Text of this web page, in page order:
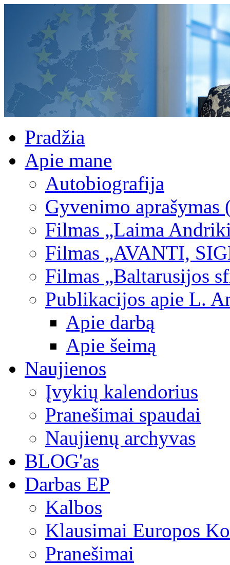
Pradžia
Apie mane
Autobiografija
Gyvenimo aprašymas
Filmas „Laima
Filmas „AVANTI,
Filmas „Baltarusijos
Publikacijos apie L.
Apie darbą
Apie šeimą
Naujienos
Įvykių kalendorius
Pranešimai spaudai
Naujienų archyvas
BLOG'as
Darbas EP
Kalbos
Klausimai Europos
Pranešimai